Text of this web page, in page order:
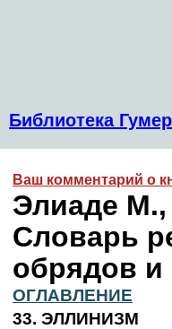
Библиотека Гумер
Ваш комментарий о
Элиаде
Словарь
обрядов и
ОГЛАВЛЕНИЕ
33. ЭЛЛИНИЗМ